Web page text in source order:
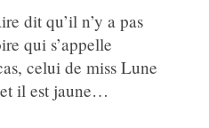
dit qu’il n’y a pas
qui s’appelle
celui de miss Lune
il est jaune…